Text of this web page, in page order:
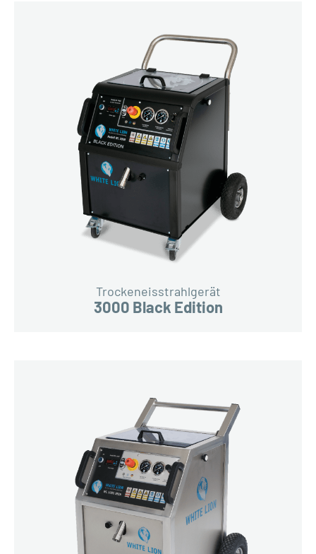
Trockeneisstrahlgerät
3000 Black Edition